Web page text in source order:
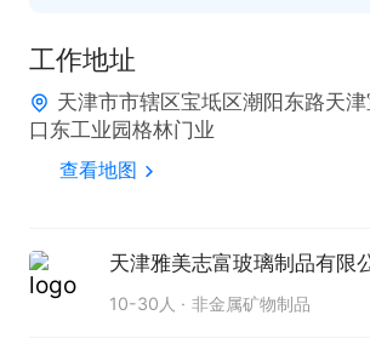
工作地址
天津市市辖区宝坻区潮阳东路天
口东工业园格林门业
查看地图
天津雅美志富玻璃制品有限
10-30人 非金属矿物制品